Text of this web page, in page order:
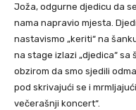
Joža, odgurne djedicu da
nama napravio mjesta.
nastavismo „keriti“ na
na stage izlazi „djedica“ sa
obzirom da smo sjedili
pod skrivajući se i
večerašnji koncert“.